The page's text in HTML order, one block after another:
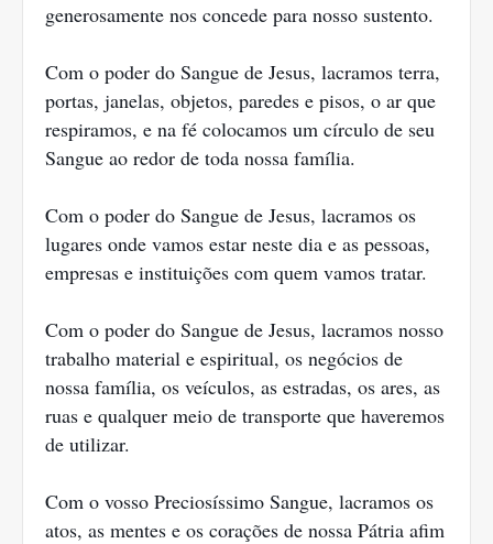
generosamente nos concede para nosso sustento.
Com o poder do Sangue de Jesus, lacramos terra,
portas, janelas, objetos, paredes e pisos, o ar que
respiramos, e na fé colocamos um círculo de seu
Sangue ao redor de toda nossa família.
Com o poder do Sangue de Jesus, lacramos os
lugares onde vamos estar neste dia e as pessoas,
empresas e instituições com quem vamos tratar.
Com o poder do Sangue de Jesus, lacramos nosso
trabalho material e espiritual, os negócios de
nossa família, os veículos, as estradas, os ares, as
ruas e qualquer meio de transporte que haveremos
de utilizar.
Com o vosso Preciosíssimo Sangue, lacramos os
atos, as mentes e os corações de nossa Pátria afim